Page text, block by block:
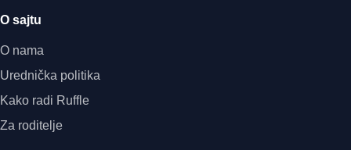
O sajtu
O nama
Urednička politika
Kako radi Ruffle
Za roditelje